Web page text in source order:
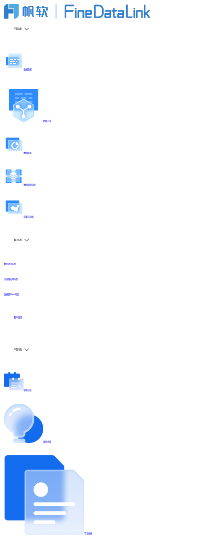
产品功能
数据集成
数据开发
数据服务
数据管理治理
部署与运维
解决方案
数仓建设方案
全链路实时方案
数据资产API方案
客户案例
产品动态
更新日志
帮助文档
学习视频